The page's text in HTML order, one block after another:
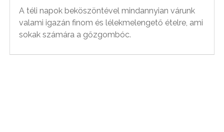
A téli napok beköszöntével mindannyian várunk
valami igazán finom és lélekmelengető ételre, ami
sokak számára a gőzgombóc.